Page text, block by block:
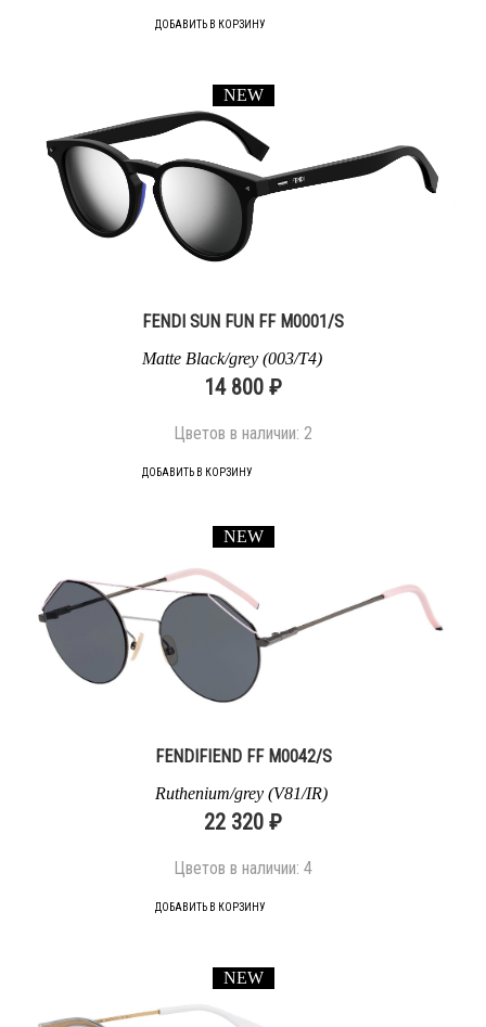
ДОБАВИТЬ В КОРЗИНУ
FENDI SUN FUN FF M0001/S
Matte Black/grey (003/T4)
14 800 ₽
Цветов в наличии: 2
ДОБАВИТЬ В КОРЗИНУ
NEW
FENDIFIEND FF M0042/S
Ruthenium/grey (V81/IR)
22 320 ₽
Цветов в наличии: 4
ДОБАВИТЬ В КОРЗИНУ
NEW
NEW